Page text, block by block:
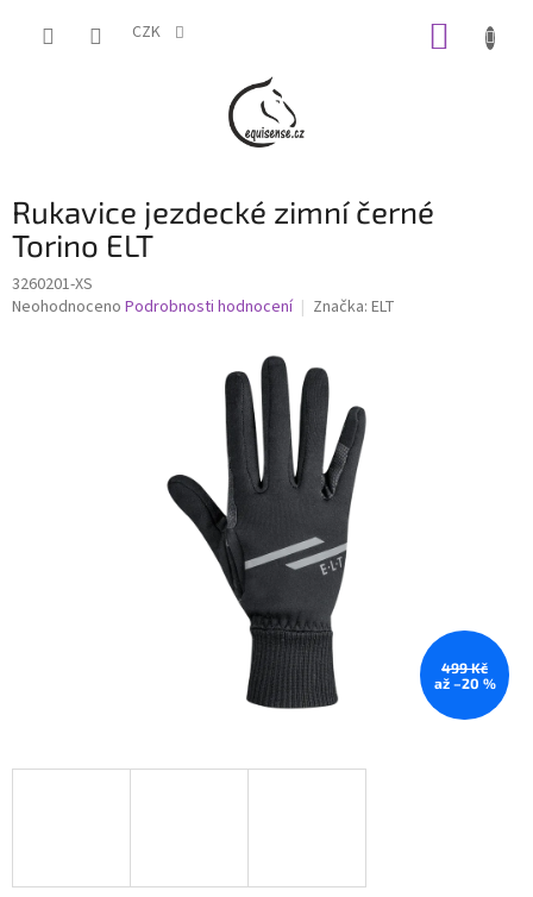
CZK
Rukavice jezdecké zimní černé
Torino ELT
3260201-XS
Průměrné
Neohodnoceno Podrobnosti hodnocení Značka: ELT
499 Kč
až –20 %